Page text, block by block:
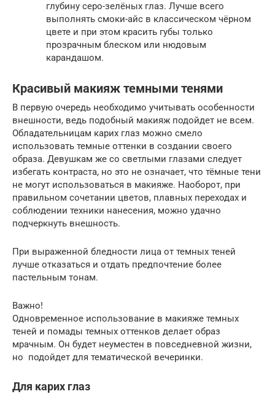
глубину серо-зелёных глаз. Лучше всего
выполнять смоки-айс в классическом чёрном
цвете и при этом красить губы только
прозрачным блеском или нюдовым
карандашом.
Красивый макияж темными тенями
В первую очередь необходимо учитывать особенности
внешности, ведь подобный макияж подойдет не всем.
Обладательницам карих глаз можно смело
использовать темные оттенки в создании своего
образа. Девушкам же со светлыми глазами следует
избегать контраста, но это не означает, что тёмные тени
не могут использоваться в макияже. Наоборот, при
правильном сочетании цветов, плавных переходах и
соблюдении техники нанесения, можно удачно
подчеркнуть внешность.
При выраженной бледности лица от темных теней
лучше отказаться и отдать предпочтение более
пастельным тонам.
Важно!
Одновременное использование в макияже темных
теней и помады темных оттенков делает образ
мрачным. Он будет неуместен в повседневной жизни,
но подойдет для тематической вечеринки.
Для карих глаз